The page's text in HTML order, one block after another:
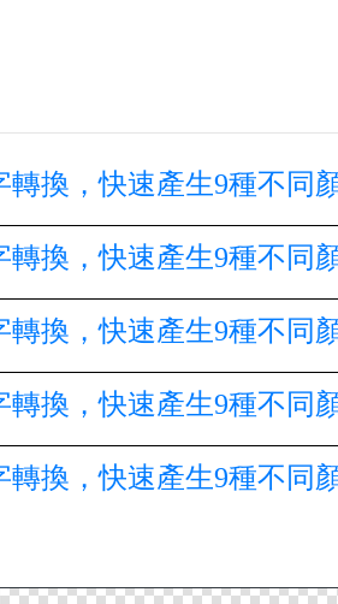
換，快速產生9種不同
換，快速產生9種不同
換，快速產生9種不同
換，快速產生9種不同
換，快速產生9種不同